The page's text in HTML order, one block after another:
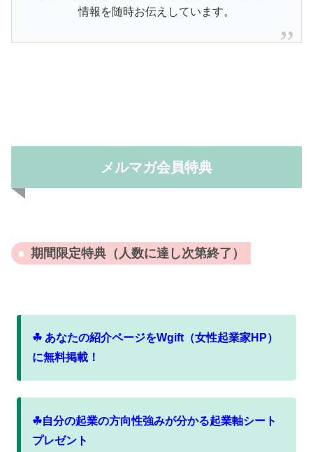
情報を随時お伝えしています。
メルマガ会員特典
期間限定特典（人数に達し次第終了）
☘ あなたの紹介ページをWgift（女性起業家HP）
に無料掲載！
☘自分の起業の方向性強みが分かる起業軸シート
プレゼント